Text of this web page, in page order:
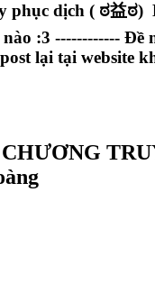
phục dịch ( ಠ益ಠ)
:3 ------------ Đề
lại tại website